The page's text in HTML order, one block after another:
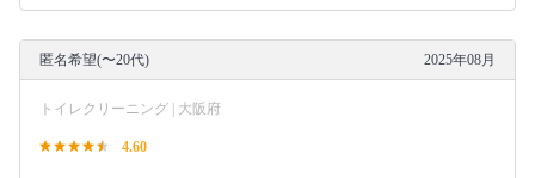
匿名希望(〜20代) 2025年08月
トイレクリーニング | 大阪府
4.60